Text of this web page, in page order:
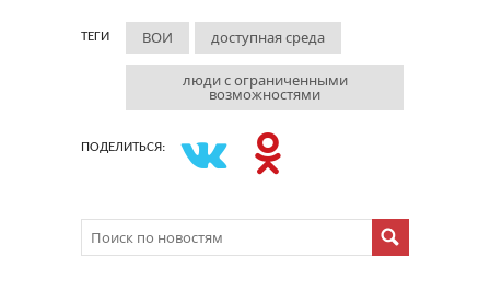
ТЕГИ ВОИ доступная среда
люди с ограниченными
возможностями
ПОДЕЛИТЬСЯ: